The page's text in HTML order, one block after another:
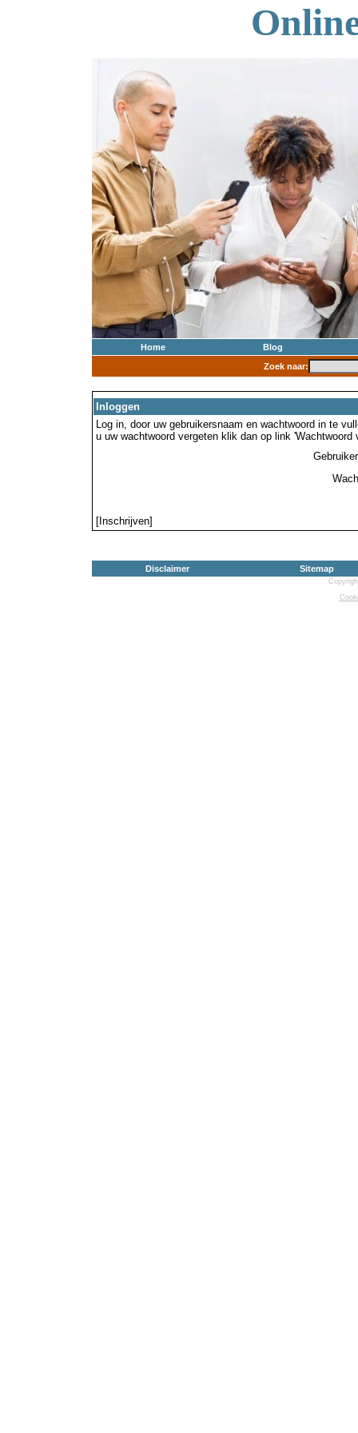
Home
Blog
Zoek naar:
Inloggen
Log in, door uw gebruikersnaam en wachtwoord in te
u uw wachtwoord vergeten klik dan op link 'Wachtwoord
[Inschrijven]
Disclaimer Sitemap